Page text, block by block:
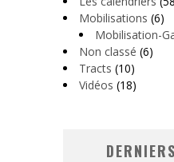
Mobilisations (6)
Mobilisation-
Non classé (6)
Tracts (10)
Vidéos (18)